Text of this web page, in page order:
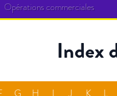
Opérations commerciales
Index